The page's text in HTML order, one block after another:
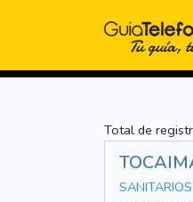
Total de